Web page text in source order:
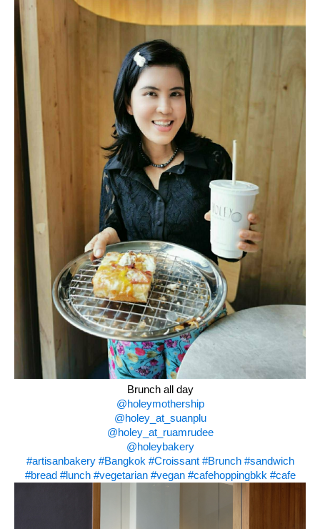
Brunch all day
@holeymothership
@holey_at_suanplu
@holey_at_ruamrudee
@holeybakery
#artisanbakery #Bangkok #Croissant #Brunch #sandwich
#bread #lunch #vegetarian #vegan #cafehoppingbkk #cafe